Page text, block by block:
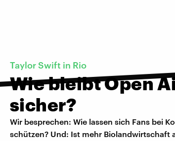
Taylor Swift in Rio
Wie bleibt Open
sicher?
Wir besprechen: Wie lassen sich Fans bei
schützen? Und: Ist mehr